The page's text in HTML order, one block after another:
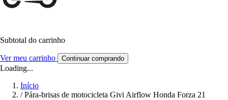
Subtotal do carrinho
Ver meu carrinho Continuar comprando
Loading...
Início
/ Pára-brisas de motocicleta Givi Airflow Honda Forza 21